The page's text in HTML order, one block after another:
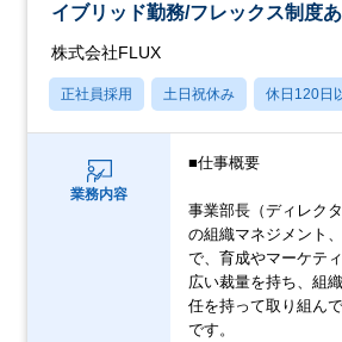
イブリッド勤務/フレックス制度
株式会社FLUX
正社員採用 土日祝休み 休日120日
業務内容
■仕事概要
事業部長（ディレク
の組織マネジメント
で、育成やマーケテ
広い裁量を持ち、組
任を持って取り組ん
です。